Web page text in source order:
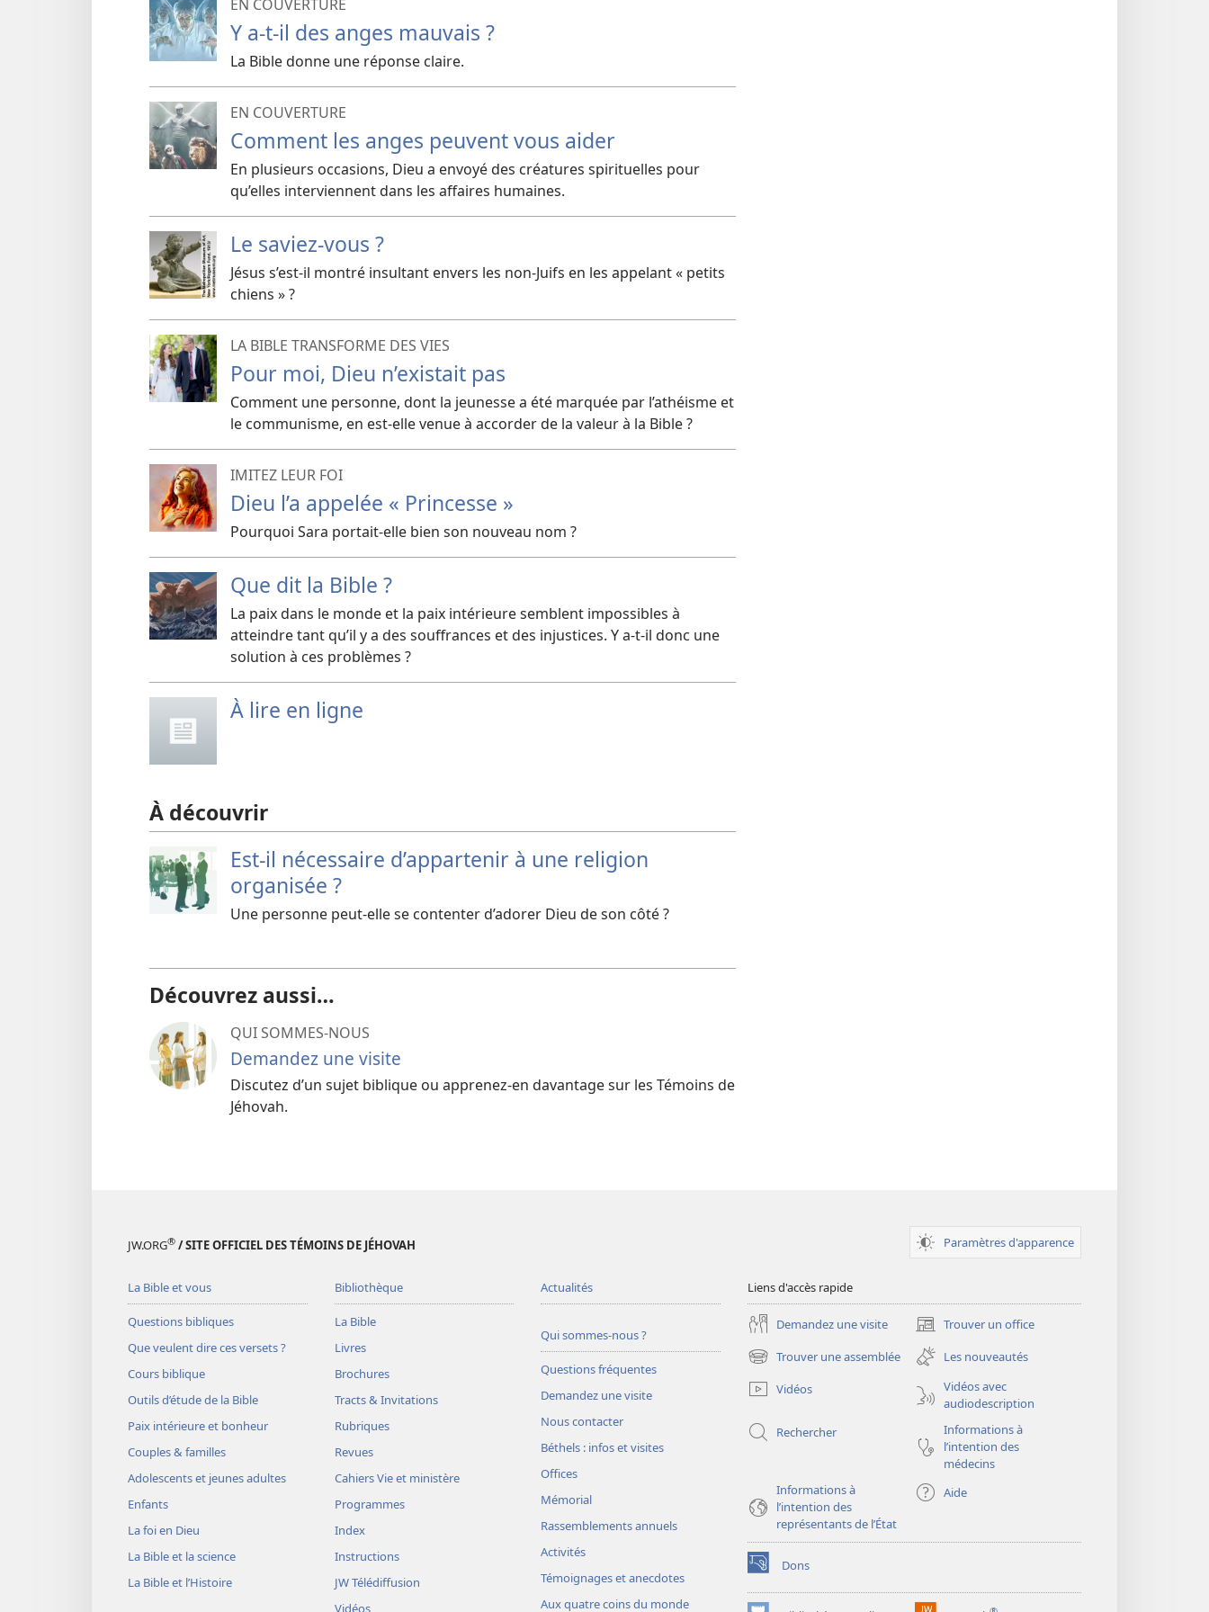
EN COUVERTURE
Y a-​t-​il des anges mauvais ?
La Bible donne une réponse claire.
EN COUVERTURE
Comment les anges peuvent vous aider
En plusieurs occasions, Dieu a envoyé des créatures spirituelles pour
qu’elles interviennent dans les affaires humaines.
Le saviez-​vous ?
Jésus s’est-​il montré insultant envers les non-Juifs en les appelant « petits
chiens » ?
LA BIBLE TRANSFORME DES VIES
Pour moi, Dieu n’existait pas
Comment une personne, dont la jeunesse a été marquée par l’athéisme et
le communisme, en est-​elle venue à accorder de la valeur à la Bible ?
IMITEZ LEUR FOI
Dieu l’a appelée « Princesse »
Pourquoi Sara portait-​elle bien son nouveau nom ?
Que dit la Bible ?
La paix dans le monde et la paix intérieure semblent impossibles à
atteindre tant qu’il y a des souffrances et des injustices. Y a-​t-​il donc une
solution à ces problèmes ?
À lire en ligne
À découvrir
Est-il nécessaire d’appartenir à une religion
organisée ?
Une personne peut-elle se contenter d’adorer Dieu de son côté ?
Découvrez aussi…
QUI SOMMES-NOUS
Demandez une visite
Discutez d’un sujet biblique ou apprenez-​en davantage sur les Témoins de
Jéhovah.
JW.ORG® / SITE OFFICIEL DES TÉMOINS DE JÉHOVAH Paramètres d'apparence
La Bible et vous
Questions bibliques
Que veulent dire ces versets ?
Cours biblique
Outils d’étude de la Bible
Paix intérieure et bonheur
Couples & familles
Adolescents et jeunes adultes
Enfants
La foi en Dieu
La Bible et la science
La Bible et l’Histoire
Bibliothèque
La Bible
Livres
Brochures
Tracts & Invitations
Rubriques
Revues
Cahiers Vie et ministère
Programmes
Index
Instructions
JW Télédiffusion
Vidéos
Actualités
Qui sommes-nous ?
Questions fréquentes
Demandez une visite
Nous contacter
Béthels : infos et visites
Offices
Mémorial
Rassemblements annuels
Activités
Témoignages et anecdotes
Aux quatre coins du monde
Liens d'accès rapide
Demandez une visite Trouver un office
(ouvre
une
nouvelle
fenêtre)
Trouver une assemblée
(ouvre
une
nouvelle
Les nouveautés
Vidéos
Vidéos avec
audiodescription
Rechercher
Informations à
l’intention des
médecins
Informations à
l’intention des
représentants de l’État
Aide
Dons
(ouvre
une
nouvelle